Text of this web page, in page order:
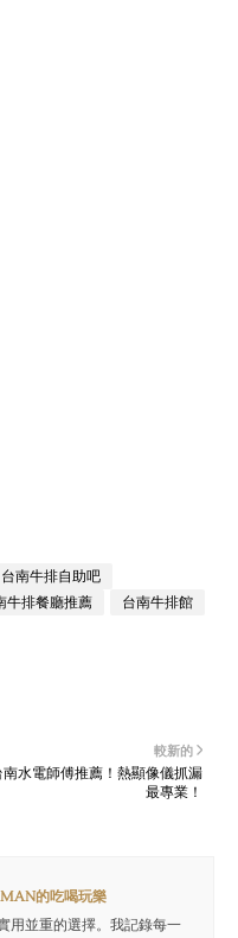
台南牛排自助吧
牛排餐廳推薦
台南牛排館
較新的
南水電師傅推薦！熱顯像儀抓漏
最專業！
的吃喝玩樂
用並重的選擇。我記錄每一